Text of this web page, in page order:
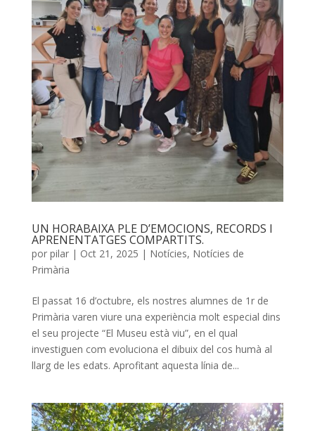
UN HORABAIXA PLE D’EMOCIONS, RECORDS I
APRENENTATGES COMPARTITS.
por pilar| Oct 21, 2025 | Notícies, Notícies de
Primària
El passat 16 d’octubre, els nostres alumnes de 1r de
Primària varen viure una experiència molt especial dins
el seu projecte “El Museu està viu”, en el qual
investiguen com evoluciona el dibuix del cos humà al
llarg de les edats. Aprofitant aquesta línia de...